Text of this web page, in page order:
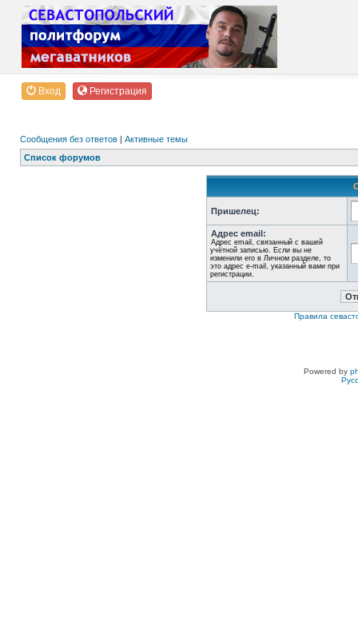
Вход Регистрация
Сообщения без ответов | Активные темы
Список форумов
Пришелец:
Адрес email:
Адрес email, связанный с вашей
учётной записью. Если вы не
изменили его в Личном разделе, то
это адрес e-mail, указанный вами при
регистрации.
Правила
Powered by